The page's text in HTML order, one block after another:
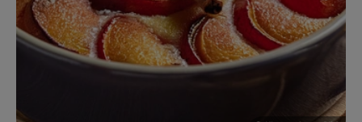
Obst & Gemüse
Kühltheke